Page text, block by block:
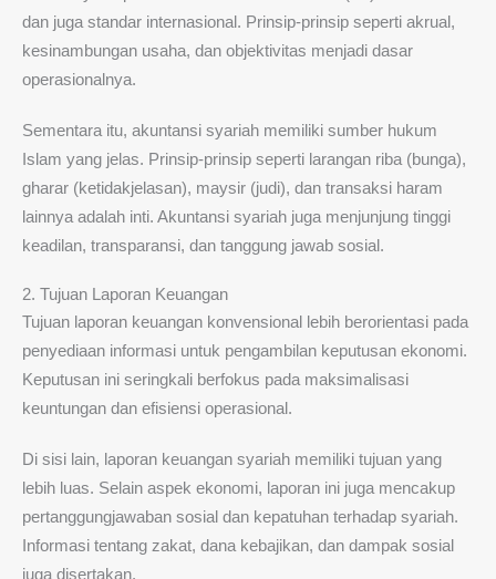
dan juga standar internasional. Prinsip-prinsip seperti akrual,
kesinambungan usaha, dan objektivitas menjadi dasar
operasionalnya.
Sementara itu, akuntansi syariah memiliki sumber hukum
Islam yang jelas. Prinsip-prinsip seperti larangan riba (bunga),
gharar (ketidakjelasan), maysir (judi), dan transaksi haram
lainnya adalah inti. Akuntansi syariah juga menjunjung tinggi
keadilan, transparansi, dan tanggung jawab sosial.
2. Tujuan Laporan Keuangan
Tujuan laporan keuangan konvensional lebih berorientasi pada
penyediaan informasi untuk pengambilan keputusan ekonomi.
Keputusan ini seringkali berfokus pada maksimalisasi
keuntungan dan efisiensi operasional.
Di sisi lain, laporan keuangan syariah memiliki tujuan yang
lebih luas. Selain aspek ekonomi, laporan ini juga mencakup
pertanggungjawaban sosial dan kepatuhan terhadap syariah.
Informasi tentang zakat, dana kebajikan, dan dampak sosial
juga disertakan.